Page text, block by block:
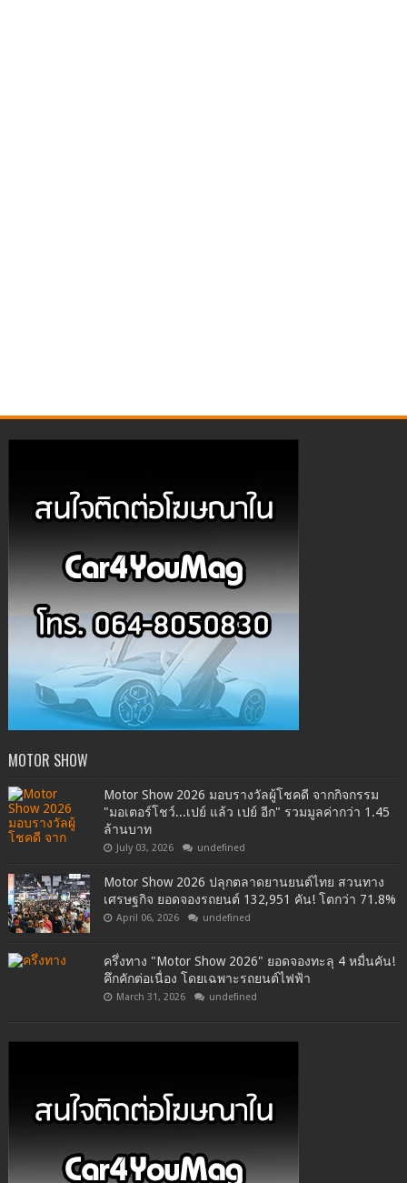
MOTOR SHOW
Motor Show 2026 มอบรางวัลผู้โชคดี จากกิจกรรม
"มอเตอร์โชว์...เปย์ แล้ว เปย์ อีก" รวมมูลค่ากว่า 1.45
ล้านบาท
July 03, 2026 undefined
Motor Show 2026 ปลุกตลาดยานยนต์ไทย สวนทาง
เศรษฐกิจ ยอดจองรถยนต์ 132,951 คัน! โตกว่า 71.8%
April 06, 2026 undefined
ครึ่งทาง "Motor Show 2026" ยอดจองทะลุ 4 หมื่นคัน!
คึกคักต่อเนื่อง โดยเฉพาะรถยนต์ไฟฟ้า
March 31, 2026 undefined